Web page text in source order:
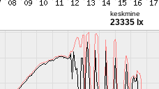
keskmine
23335 lx